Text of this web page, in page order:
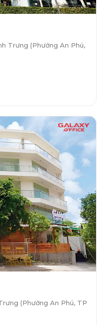
Trưng (Phường An Phú,
(Phường An Phú, TP